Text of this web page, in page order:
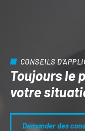
CONSEILS
Toujours le
votre
Demander des